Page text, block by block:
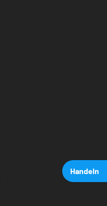
Handeln